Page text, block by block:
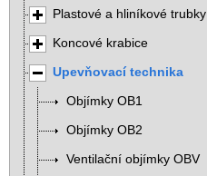
Plastové a hliníkové trubky
Koncové krabice
Upevňovací technika
Objímky OB1
Objímky OB2
Ventilační objímky OBV